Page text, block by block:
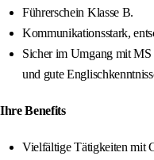
Führerschein Klasse B.
Kommunikationsstark,
Sicher im Umgang mit
und gute
Ihre Benefits
Vielfältige Tätigkeiten mit